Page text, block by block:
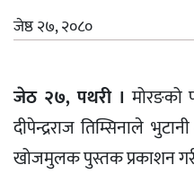
जेष्ठ २७,
जेठ २७, पथरी । मोरङको
दीपेन्द्रराज तिम्सिनाले
खोजमुलक पुस्तक प्रकाशन